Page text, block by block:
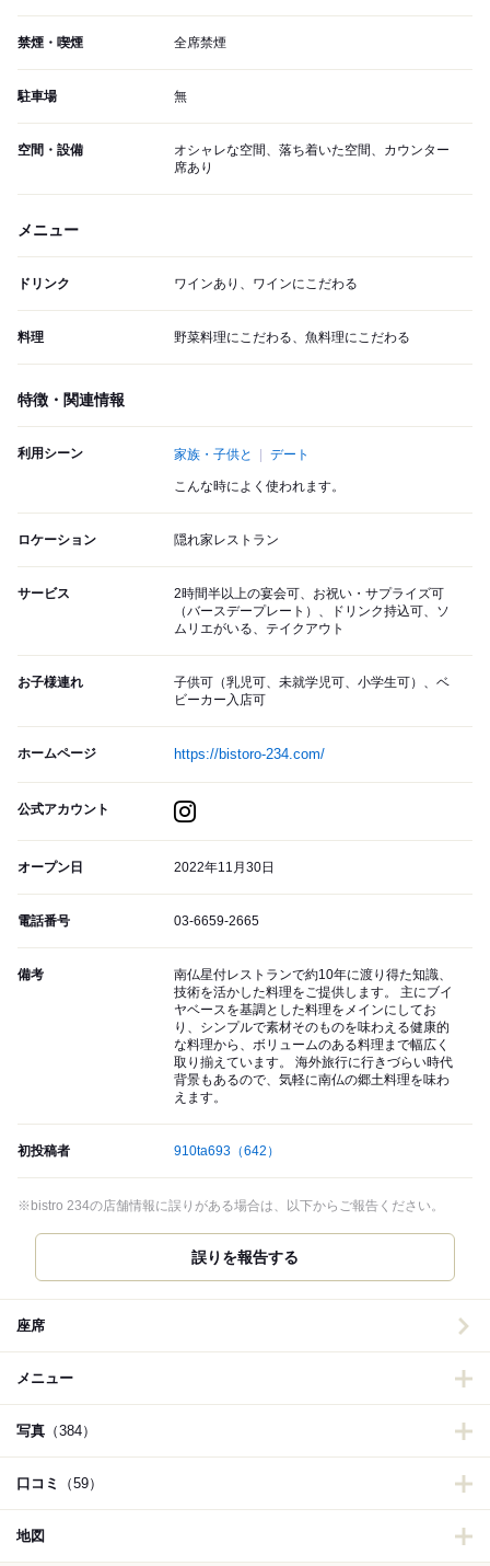
禁煙・喫煙 全席禁煙
駐車場 無
空間・設備
オシャレな空間、落ち着いた空間、カウンター
席あり
メニュー
ドリンク ワインあり、ワインにこだわる
料理 野菜料理にこだわる、魚料理にこだわる
特徴・関連情報
利用シーン 家族・子供と デート
こんな時によく使われます。
ロケーション 隠れ家レストラン
サービス
2時間半以上の宴会可、お祝い・サプライズ可
（バースデープレート）、ドリンク持込可、ソ
ムリエがいる、テイクアウト
お子様連れ
子供可（乳児可、未就学児可、小学生可）、ベ
ビーカー入店可
ホームページ https://bistoro-234.com/
公式アカウント
オープン日 2022年11月30日
電話番号 03-6659-2665
備考
南仏星付レストランで約10年に渡り得た知識、
技術を活かした料理をご提供します。 主にブイ
ヤベースを基調とした料理をメインにしてお
り、シンプルで素材そのものを味わえる健康的
な料理から、ボリュームのある料理まで幅広く
取り揃えています。 海外旅行に行きづらい時代
背景もあるので、気軽に南仏の郷土料理を味わ
えます。
初投稿者 910ta693 （642）
※bistro 234の店舗情報に誤りがある場合は、以下からご報告ください。
誤りを報告する
座席
メニュー
写真 （384）
口コミ （59）
地図